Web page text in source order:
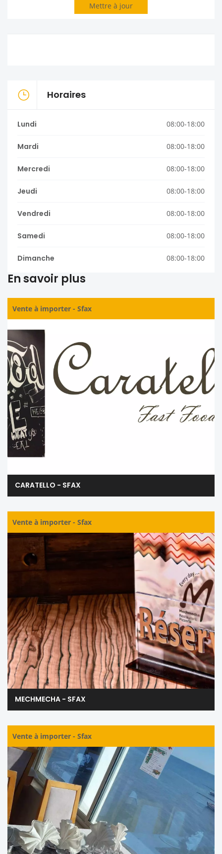
Mettre à jour
Horaires
Lundi 08:00-18:00
Mardi 08:00-18:00
Mercredi 08:00-18:00
Jeudi 08:00-18:00
Vendredi 08:00-18:00
Samedi 08:00-18:00
Dimanche 08:00-18:00
En savoir plus
Vente à importer - Sfax
CARATELLO - SFAX
Vente à importer - Sfax
MECHMECHA - SFAX
Vente à importer - Sfax